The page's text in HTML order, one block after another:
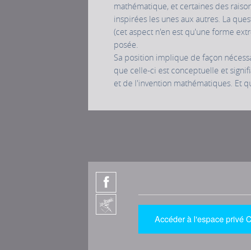
mathématique, et certaines des
inspirées les unes aux autres. La
(cet aspect n'en est qu'une forme
posée.
Sa position implique de façon
que celle-ci est conceptuelle et
et de l'invention mathématiques. Et
Accéder à l'espace privé